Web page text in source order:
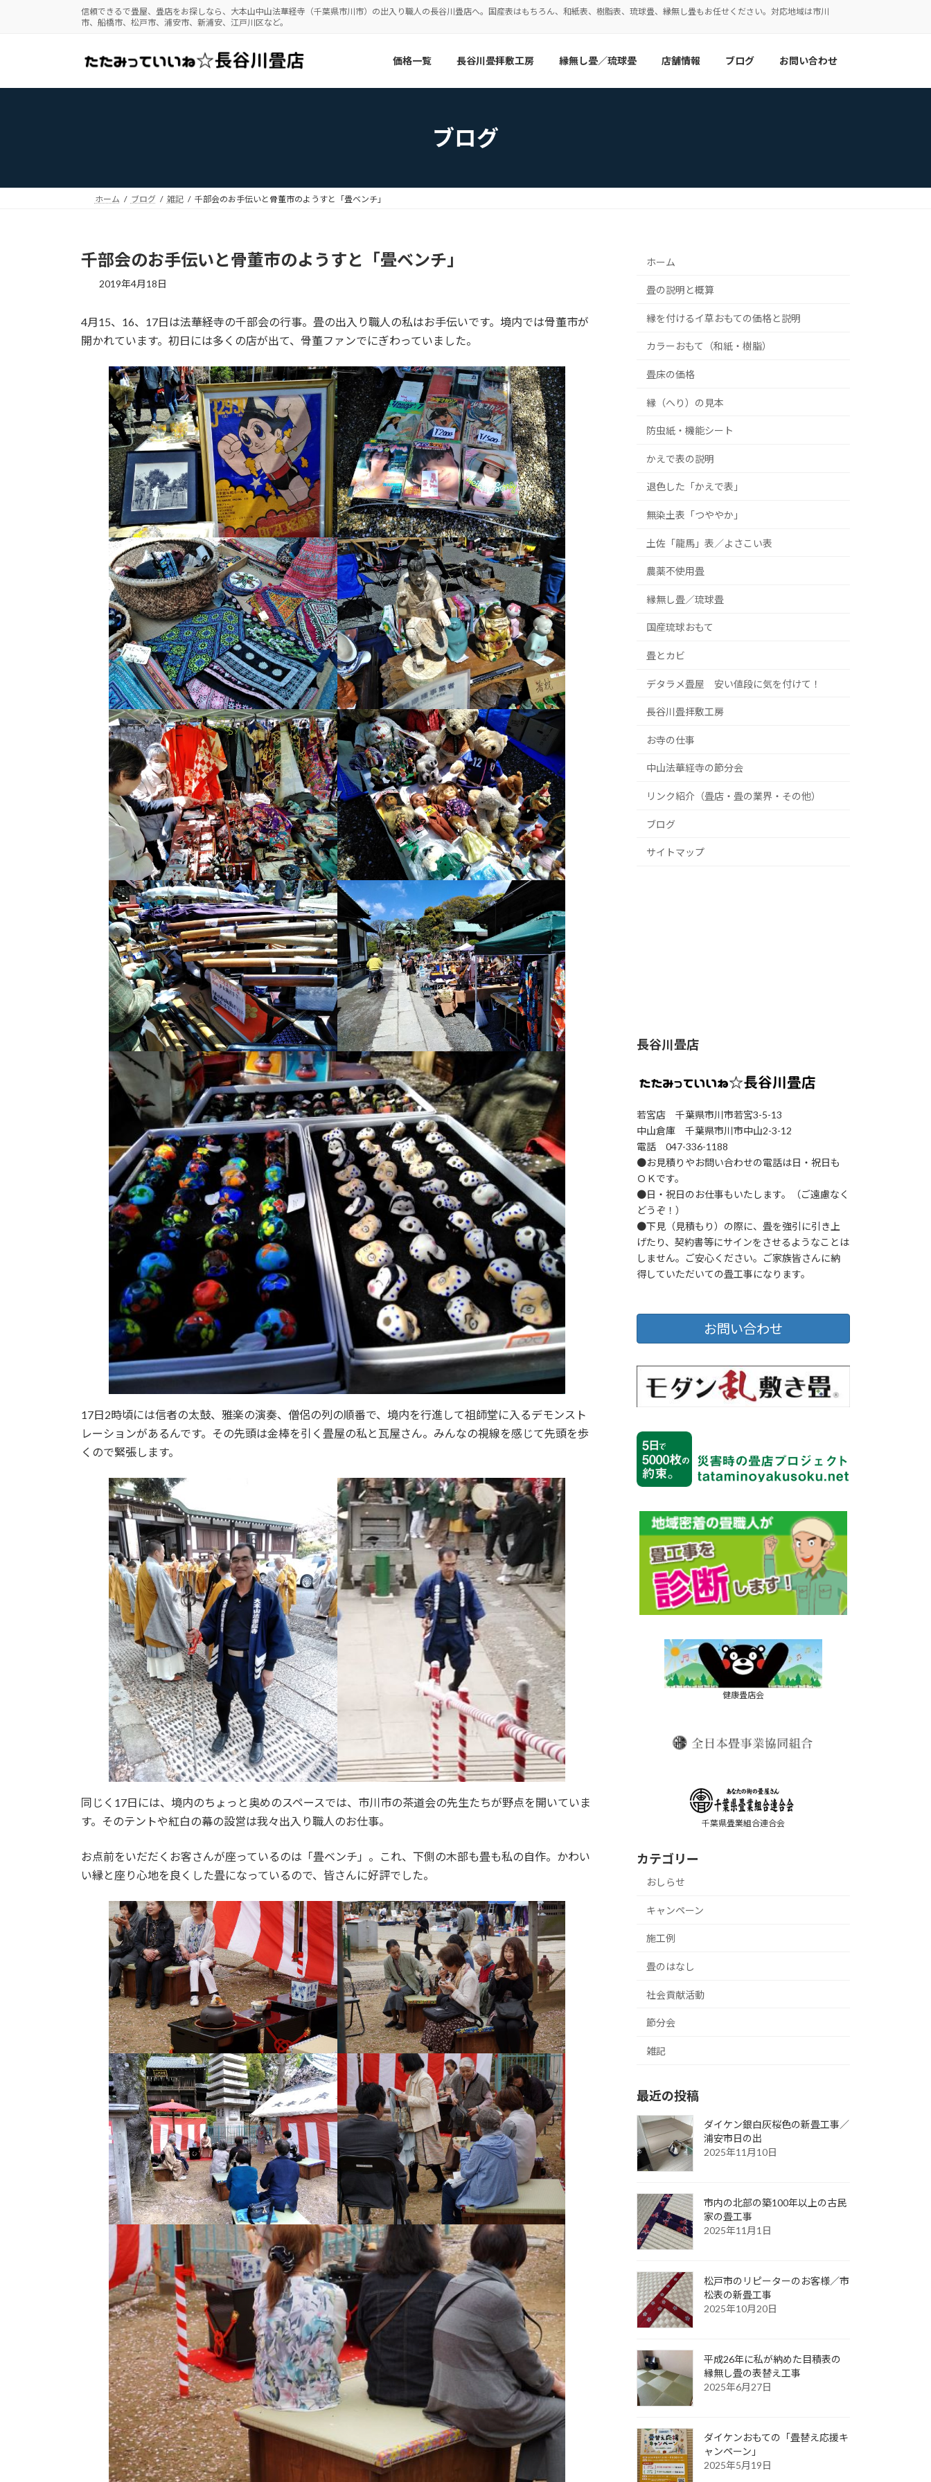
へ
ョ
信頼できるで畳屋、畳店をお探しなら、大本山中山法華経寺（千葉県市川市）の出入り職人の長谷川畳店へ。国産表はもちろん、和紙表、樹脂表、琉球畳、縁無し畳もお任せください。対応地域は市川
市、船橋市、松戸市、浦安市、新浦安、江戸川区など。
価格一覧 長谷川畳拝敷工房 縁無し畳／琉球畳 店舗情報 ブログ お問い合わせ
ブログ
ホーム ブログ 雑記 千部会のお手伝いと骨董市のようすと「畳ベンチ」
千部会のお手伝いと骨董市のようすと「畳ベンチ」
2019年4月18日
4月15、16、17日は法華経寺の千部会の行事。畳の出入り職人の私はお手伝いです。境内では骨董市が
開かれています。初日には多くの店が出て、骨董ファンでにぎわっていました。
17日2時頃には信者の太鼓、雅楽の演奏、僧侶の列の順番で、境内を行進して祖師堂に入るデモンスト
レーションがあるんです。その先頭は金棒を引く畳屋の私と瓦屋さん。みんなの視線を感じて先頭を歩
くので緊張します。
同じく17日には、境内のちょっと奥めのスペースでは、市川市の茶道会の先生たちが野点を開いていま
す。そのテントや紅白の幕の設営は我々出入り職人のお仕事。
お点前をいだだくお客さんが座っているのは「畳ベンチ」。これ、下側の木部も畳も私の自作。かわい
い縁と座り心地を良くした畳になっているので、皆さんに好評でした。
ホーム
畳の説明と概算
縁を付けるイ草おもての価格と説明
カラーおもて（和紙・樹脂）
畳床の価格
縁（へり）の見本
防虫紙・機能シート
かえで表の説明
退色した「かえで表」
無染土表「つややか」
土佐「龍馬」表／よさこい表
農薬不使用畳
縁無し畳／琉球畳
国産琉球おもて
畳とカビ
デタラメ畳屋 安い値段に気を付けて！
長谷川畳拝敷工房
お寺の仕事
中山法華経寺の節分会
リンク紹介（畳店・畳の業界・その他）
ブログ
サイトマップ
長谷川畳店
若宮店 千葉県市川市若宮3-5-13
中山倉庫 千葉県市川市中山2-3-12
電話 047-336-1188
●お見積りやお問い合わせの電話は日・祝日も
ＯＫです。
●日・祝日のお仕事もいたします。（ご遠慮なく
どうぞ！）
●下見（見積もり）の際に、畳を強引に引き上
げたり、契約書等にサインをさせるようなことは
しません。ご安心ください。ご家族皆さんに納
得していただいての畳工事になります。
お問い合わせ
健康畳店会
千葉県畳業組合連合会
カテゴリー
おしらせ
キャンペーン
施工例
畳のはなし
社会貢献活動
節分会
雑記
最近の投稿
ダイケン銀白灰桜色の新畳工事／
浦安市日の出
2025年11月10日
市内の北部の築100年以上の古民
家の畳工事
2025年11月1日
松戸市のリピーターのお客様／市
松表の新畳工事
2025年10月20日
平成26年に私が納めた目積表の
縁無し畳の表替え工事
2025年6月27日
ダイケンおもての「畳替え応援キ
ャンペーン」
2025年5月19日